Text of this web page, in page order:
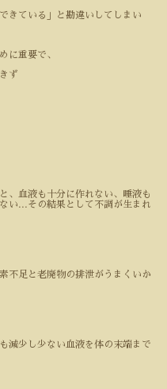
きている」と勘違いしてしまい
に重要で、
ず
、血液も十分に作れない、唾液も
い...その結果として不調が生まれ
不足と老廃物の排泄がうまくいか
減少し少ない血液を体の末端まで